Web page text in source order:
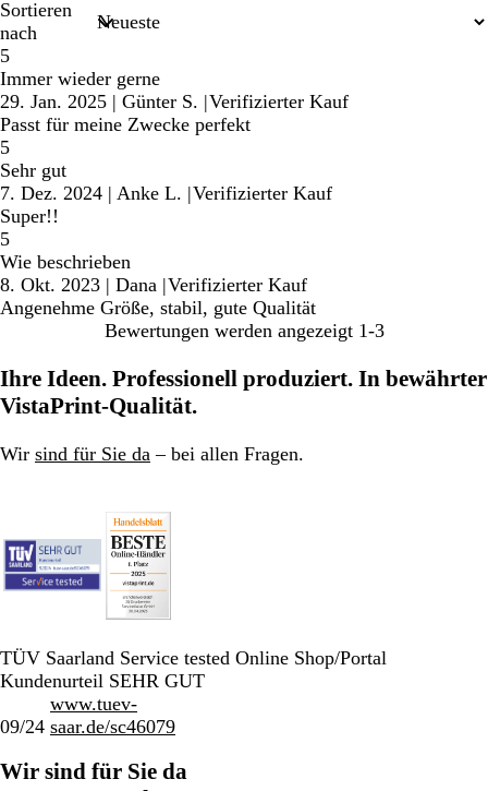
Sortieren
nach
5
Immer wieder gerne
29. Jan. 2025 | Günter S. |Verifizierter Kauf
Passt für meine Zwecke perfekt
5
Sehr gut
7. Dez. 2024 | Anke L. |Verifizierter Kauf
Super!!
5
Wie beschrieben
8. Okt. 2023 | Dana |Verifizierter Kauf
Angenehme Größe, stabil, gute Qualität
Bewertungen werden angezeigt 1-3
Ihre Ideen. Professionell produziert. In bewährter
VistaPrint-Qualität.
Wir sind für Sie da – bei allen Fragen.
TÜV Saarland Service tested Online Shop/Portal
Kundenurteil SEHR GUT
09/24
www.tuev-
saar.de/sc46079
Wir sind für Sie da